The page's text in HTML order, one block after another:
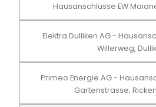
Hausanschlüsse EW
Elektra Dulliken AG -
Willerweg,
Primeo Energie AG -
Gartenstrasse,